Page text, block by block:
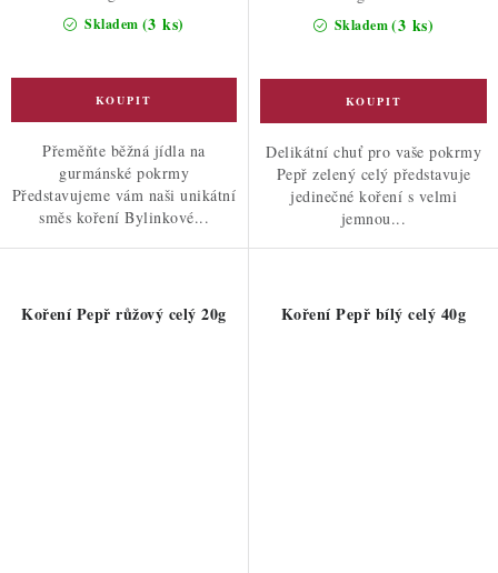
Skladem (3 ks)
Přeměňte běžná jídla na
gurmánské pokrmy
Představujeme vám naši unikátní
směs koření Bylinkové...
Skladem(3 ks)
Delikátní chuť pro vaše pokrmy
Pepř zelený celý představuje
jedinečné koření s velmi
jemnou...
Koření Pepř růžový celý 20g Koření Pepř bílý celý 40g